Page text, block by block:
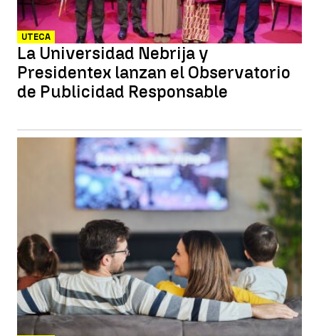
UTECA
La Universidad Nebrija y
Presidentex lanzan el Observatorio
de Publicidad Responsable